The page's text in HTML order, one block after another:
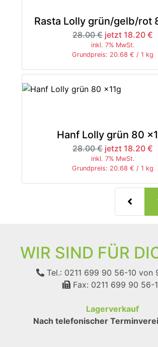
Rasta Lolly grün/gelb/rot
28.00 € jetzt 18.20 €
inkl. 7% MwSt.
Grundpreis: 20.68 € / 1 kg
Hanf Lolly grün 80
28.00 € jetzt 18.20 €
inkl. 7% MwSt.
Grundpreis: 20.68 € / 1 kg
WIR SIND FÜR
Tel.: 0211 699 90 56-10 von
Fax: 0211 699 90 56-
Lagerverkauf
Nach telefonischer